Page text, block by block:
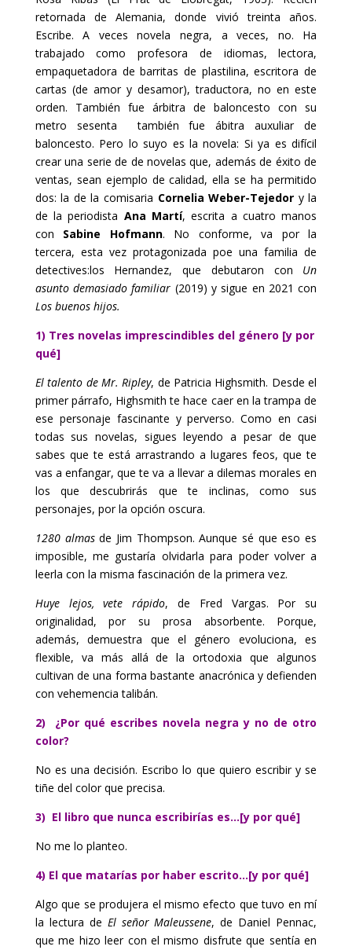
retornada de Alemania, donde vivió treinta años.
Escribe. A veces novela negra, a veces, no. Ha
trabajado como profesora de idiomas, lectora,
empaquetadora de barritas de plastilina, escritora de
cartas (de amor y desamor), traductora, no en este
orden. También fue árbitra de baloncesto con su
metro sesenta también fue ábitra auxuliar de
baloncesto. Pero lo suyo es la novela: Si ya es difícil
crear una serie de de novelas que, además de éxito de
ventas, sean ejemplo de calidad, ella se ha permitido
dos: la de la comisaria Cornelia Weber-Tejedor y la
de la periodista Ana Martí, escrita a cuatro manos
con Sabine Hofmann. No conforme, va por la
tercera, esta vez protagonizada poe una familia de
detectives:los Hernandez, que debutaron con Un
asunto demasiado familiar (2019) y sigue en 2021 con
Los buenos hijos.
1) Tres novelas imprescindibles del género [y por
qué]
El talento de Mr. Ripley, de Patricia Highsmith. Desde el
primer párrafo, Highsmith te hace caer en la trampa de
ese personaje fascinante y perverso. Como en casi
todas sus novelas, sigues leyendo a pesar de que
sabes que te está arrastrando a lugares feos, que te
vas a enfangar, que te va a llevar a dilemas morales en
los que descubrirás que te inclinas, como sus
personajes, por la opción oscura.
1280 almasde Jim Thompson. Aunque sé que eso es
imposible, me gustaría olvidarla para poder volver a
leerla con la misma fascinación de la primera vez.
Huye lejos, vete rápido, de Fred Vargas. Por su
originalidad, por su prosa absorbente. Porque,
además, demuestra que el género evoluciona, es
flexible, va más allá de la ortodoxia que algunos
cultivan de una forma bastante anacrónica y defienden
con vehemencia talibán.
2) ¿Por qué escribes novela negra y no de otro
color?
No es una decisión. Escribo lo que quiero escribir y se
tiñe del color que precisa.
3) El libro que nunca escribirías es…[y por qué]
No me lo planteo.
4) El que matarías por haber escrito…[y por qué]
Algo que se produjera el mismo efecto que tuvo en mí
la lectura de El señor Maleussene, de Daniel Pennac,
que me hizo leer con el mismo disfrute que sentía en